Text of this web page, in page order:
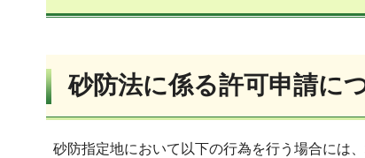
砂防法に係る許可申請に
砂防指定地において以下の行為を行う場合には